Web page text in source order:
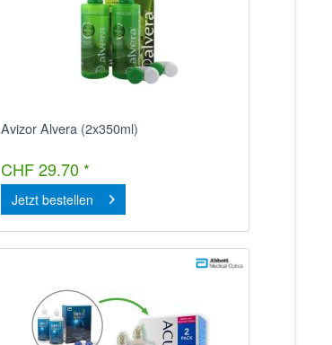
Avizor Alvera (2x350ml)
CHF 29.70 *
Jetzt bestellen